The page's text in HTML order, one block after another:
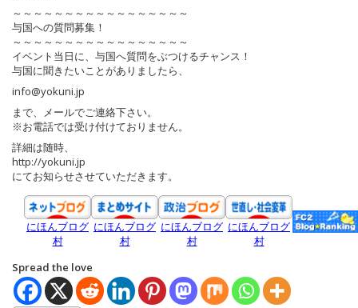
～～～～～～～～～～～～～～～～～
与国への質問募集！
～～～～～～～～～～～～～～～～～
イベント当日に、与国へ質問をぶつけるチャンス！
与国に聞きたいことがありましたら、
info@yokuni.jp
まで、メールでご連絡下さい。
※お電話では受け付けておりません。
詳細は随時、
http://yokuni.jp
にてお知らせさせていただきます。
にほんブログ
村
にほんブログ
村
にほんブログ
村
にほんブログ
村
Spread the love